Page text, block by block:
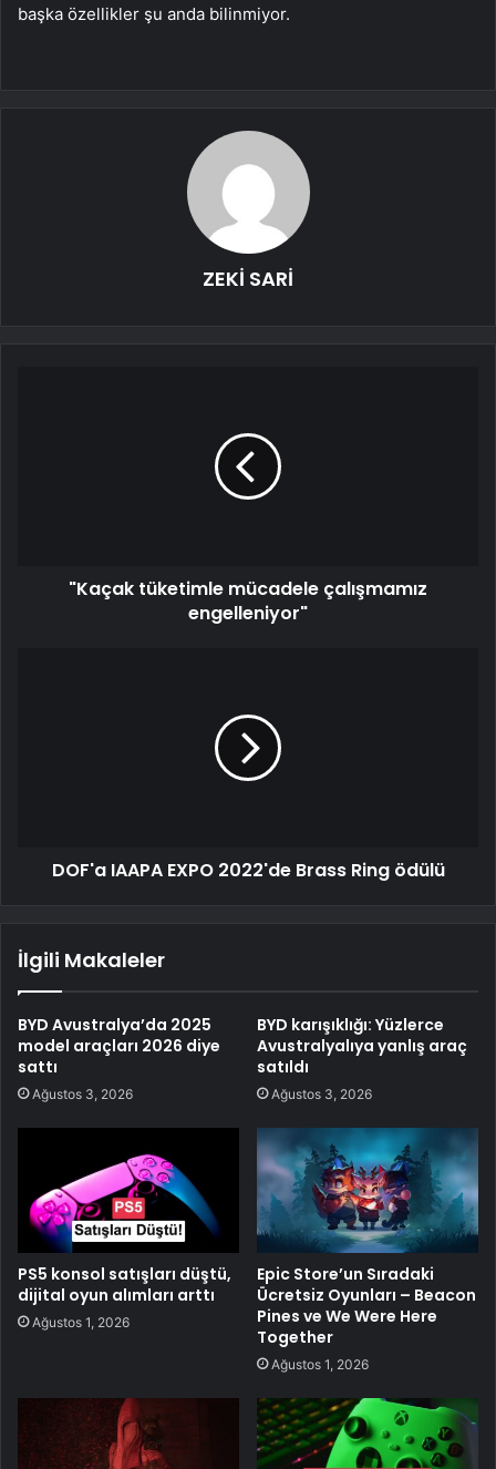
başka özellikler şu anda bilinmiyor.
ZEKİ SARİ
"Kaçak tüketimle mücadele çalışmamız
engelleniyor"
DOF'a IAAPA EXPO 2022'de Brass Ring ödülü
İlgili Makaleler
BYD Avustralya’da 2025
model araçları 2026 diye
sattı
Ağustos 3, 2026
BYD karışıklığı: Yüzlerce
Avustralyalıya yanlış araç
satıldı
Ağustos 3, 2026
PS5 konsol satışları düştü,
dijital oyun alımları arttı
Ağustos 1, 2026
Epic Store’un Sıradaki
Ücretsiz Oyunları – Beacon
Pines ve We Were Here
Together
Ağustos 1, 2026